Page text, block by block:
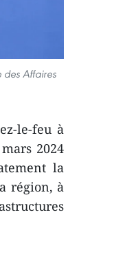
des Affaires
le-feu à
2024
la
région, à